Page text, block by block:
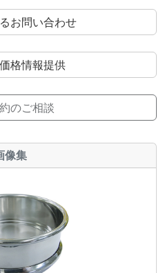
お問い合わせ
格情報提供
のご相談
像集